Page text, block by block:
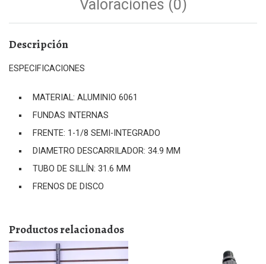
Valoraciones (0)
Descripción
ESPECIFICACIONES
MATERIAL: ALUMINIO 6061
FUNDAS INTERNAS
FRENTE: 1-1/8 SEMI-INTEGRADO
DIAMETRO DESCARRILADOR: 34.9 MM
TUBO DE SILLÍN: 31.6 MM
FRENOS DE DISCO
Productos relacionados